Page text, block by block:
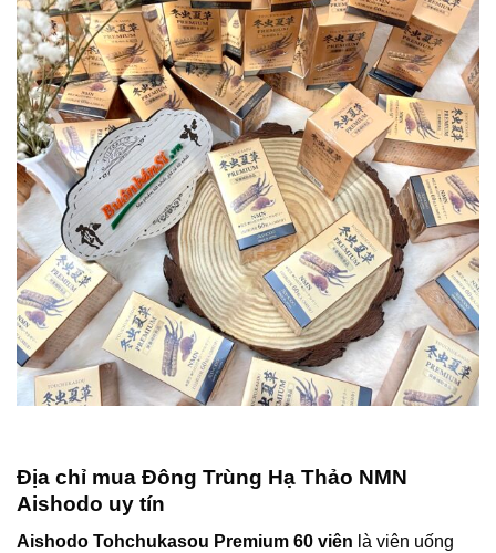
Địa chỉ mua Đông Trùng Hạ Thảo NMN
Aishodo uy tín
Aishodo Tohchukasou Premium 60 viên là viên uống